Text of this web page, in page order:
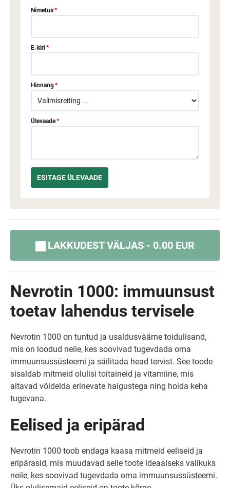
Nimetus*
E-kiri*
Hinnang*
Ülevaade*
LAKKUDEST VÄLJAS - 0.00 EUR
Nevrotin 1000: immuunsust
toetav lahendus tervisele
Nevrotin 1000 on tuntud ja usaldusväärne toidulisand,
mis on loodud neile, kes soovivad tugevdada oma
immuunsussüsteemi ja säilitada head tervist. See toode
sisaldab mitmeid olulisi toitaineid ja vitamiine, mis
aitavad võidelda erinevate haigustega ning hoida keha
tugevana.
Eelised ja eripärad
Nevrotin 1000 toob endaga kaasa mitmeid eeliseid ja
eripärasid, mis muudavad selle toote ideaalseks valikuks
neile, kes soovivad tugevdada oma immuunsussüsteemi.